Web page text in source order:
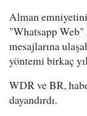
Alman
"Whatsapp
mesajlarına
yöntemi birkaç
WDR ve BR,
dayandırdı.